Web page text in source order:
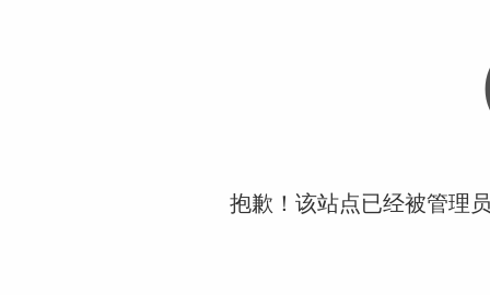
抱歉！该站点已经被管理